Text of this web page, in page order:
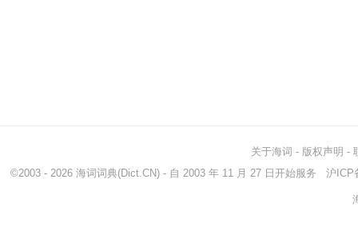
关于海词 - 版权声明 -
©2003 - 2026 海词词典(Dict.CN) - 自 2003 年 11 月 27 日开始服务 沪ICP